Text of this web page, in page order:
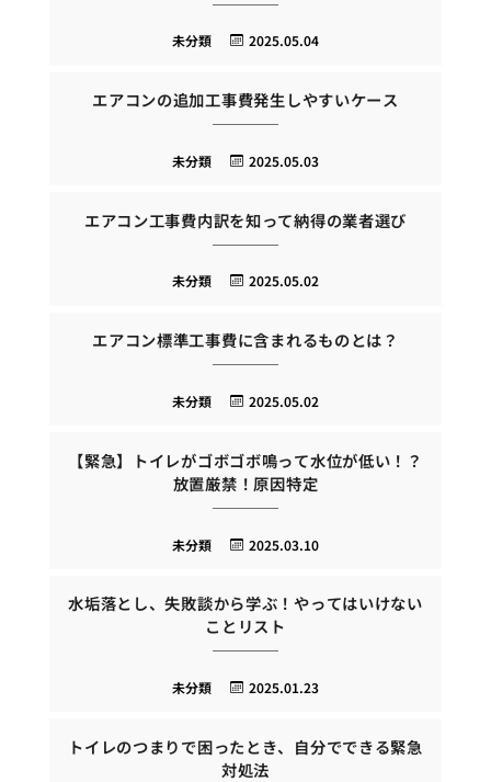
2025.05.04
未分類
エアコンの追加工事費発生しやすいケース
2025.05.03
未分類
エアコン工事費内訳を知って納得の業者選び
2025.05.02
未分類
エアコン標準工事費に含まれるものとは？
2025.05.02
未分類
【緊急】トイレがゴボゴボ鳴って水位が低い！？
放置厳禁！原因特定
2025.03.10
未分類
水垢落とし、失敗談から学ぶ！やってはいけない
ことリスト
2025.01.23
未分類
トイレのつまりで困ったとき、自分でできる緊急
対処法